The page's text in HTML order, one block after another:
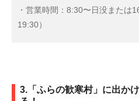
・営業時間：8:30〜日没または
19:30）
3.「ふらの歓寒村」に出か